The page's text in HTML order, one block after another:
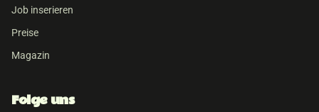
Job inserieren
Preise
Magazin
Folge uns